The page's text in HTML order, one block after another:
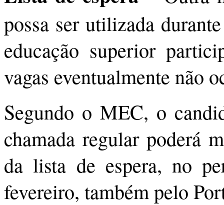
possa ser utilizada
educação superior
vagas eventualmente não
Segundo o MEC, o
chamada regular poderá
da lista de espera, no
fevereiro, também pelo